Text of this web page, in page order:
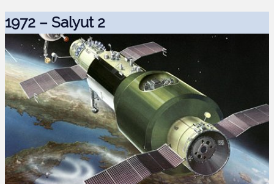
1972 – Salyut 2